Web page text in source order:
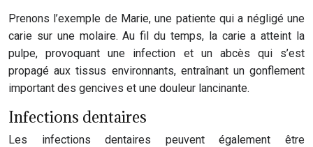
Prenons l’exemple de Marie, une patiente qui a négligé une
carie sur une molaire. Au fil du temps, la carie a atteint la
pulpe, provoquant une infection et un abcès qui s’est
propagé aux tissus environnants, entraînant un gonflement
important des gencives et une douleur lancinante.
Infections dentaires
Les infections dentaires peuvent également être